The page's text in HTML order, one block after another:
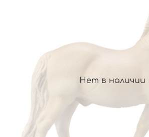
Нет в наличии